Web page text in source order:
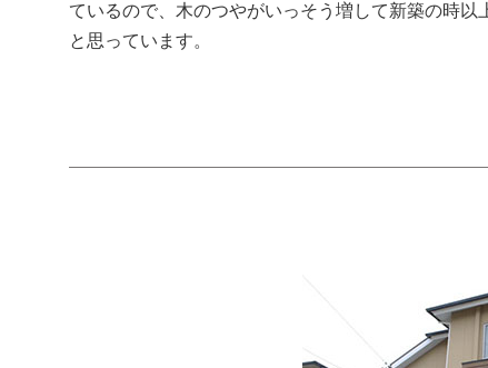
ているので、木のつやがいっそう増して新築の時
と思っています。